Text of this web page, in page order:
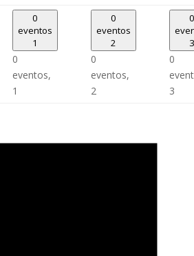
0
eventos
1
0
eventos,
1
0
eventos
2
0
eventos,
2
0
3
0
3